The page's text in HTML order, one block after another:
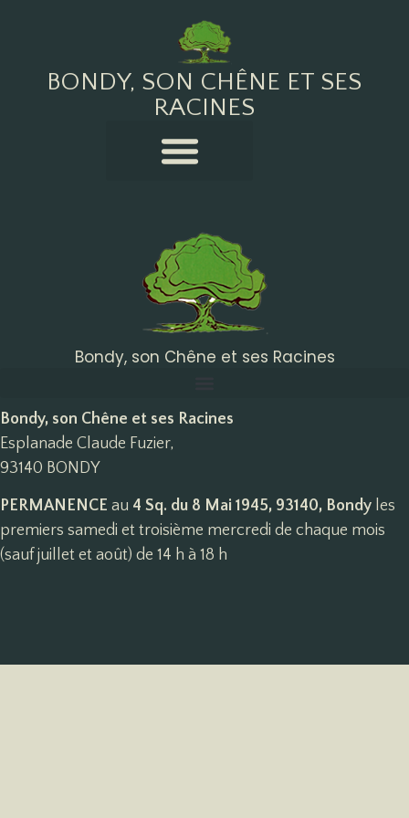
BONDY, SON CHÊNE ET SES
RACINES
Bondy, son Chêne et ses Racines
Bondy, son Chêne et ses Racines
Esplanade Claude Fuzier,
93140 BONDY
PERMANENCE au 4 Sq. du 8 Mai 1945, 93140, Bondy les
premiers samedi et troisième mercredi de chaque mois
(sauf juillet et août) de 14 h à 18 h